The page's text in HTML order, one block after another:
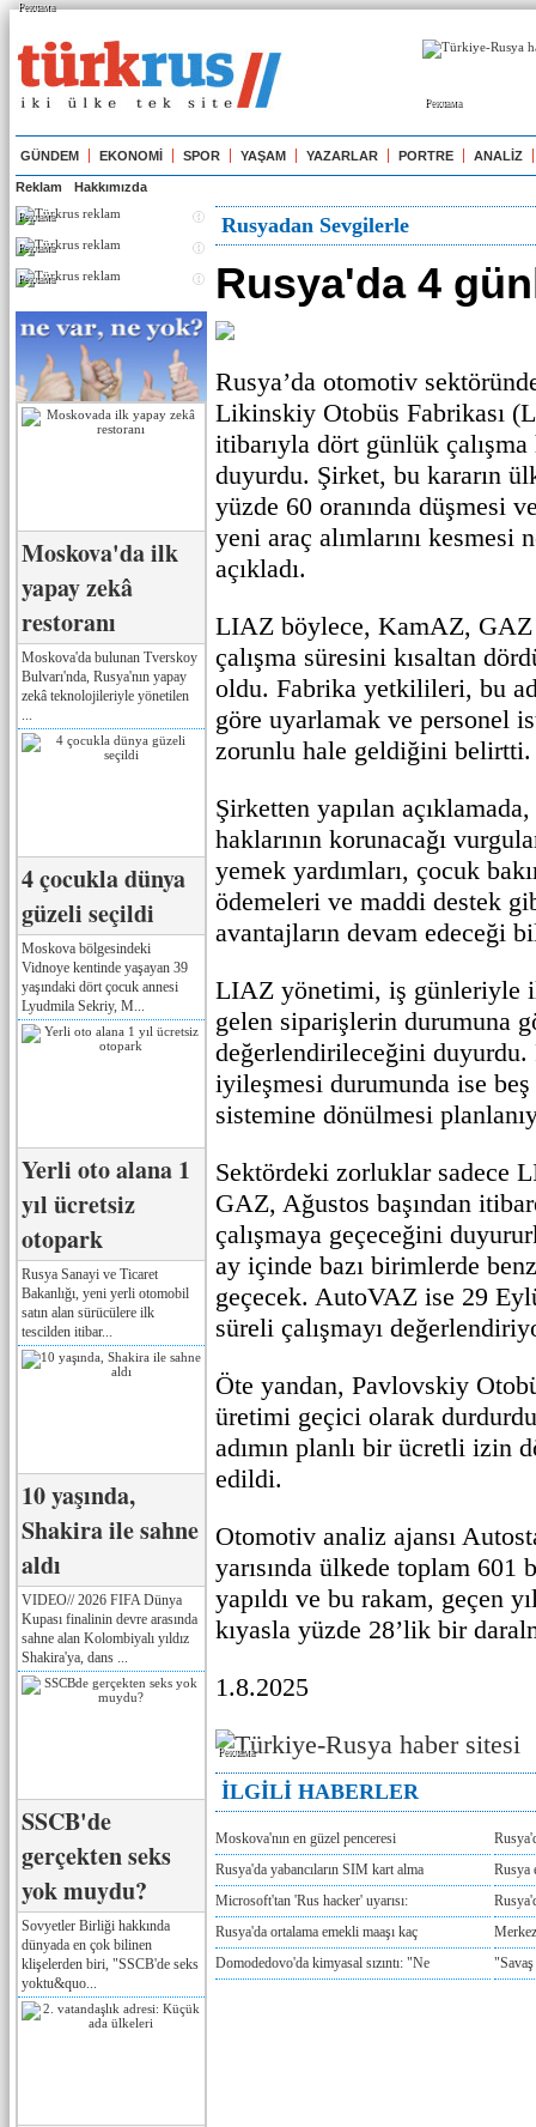
Реклама
Реклама
GÜNDEM EKONOMİ SPOR YAŞAM YAZARLAR PORTRE ANALİZ
Reklam Hakkımızda
Реклама
Реклама
Реклама
Moskova'da ilk
yapay zekâ
restoranı
Moskova'da bulunan Tverskoy
Bulvarı'nda, Rusya'nın yapay
zekâ teknolojileriyle yönetilen
4 çocukla dünya
güzeli seçildi
Moskova bölgesindeki
Vidnoye kentinde yaşayan 39
yaşındaki dört çocuk annesi
Lyudmila Sekriy, M...
Yerli oto alana 1
yıl ücretsiz
otopark
Rusya Sanayi ve Ticaret
Bakanlığı, yeni yerli otomobil
satın alan sürücülere ilk
tescilden itibar...
10 yaşında,
Shakira ile sahne
aldı
VIDEO// 2026 FIFA Dünya
Kupası finalinin devre arasında
sahne alan Kolombiyalı yıldız
Shakira'ya, dans ...
SSCB'de
gerçekten seks
yok muydu?
Sovyetler Birliği hakkında
dünyada en çok bilinen
klişelerden biri, "SSCB'de seks
yoktu&quo...
Rusyadan Sevgilerle
Rusya'da 4
Rusya’da otomotiv
Likinskiy Otobüs Fabrikası
itibarıyla dört günlük
duyurdu. Şirket, bu kararın
yüzde 60 oranında düşmesi
yeni araç alımlarını kesmesi
açıkladı.
LIAZ böylece, KamAZ, GAZ
çalışma süresini kısaltan
oldu. Fabrika yetkilileri, bu
göre uyarlamak ve personel
zorunlu hale geldiğini belirtti.
Şirketten yapılan
haklarının korunacağı
yemek yardımları, çocuk
ödemeleri ve maddi destek
avantajların devam edeceği
LIAZ yönetimi, iş günleriyle
gelen siparişlerin durumuna
değerlendirileceğini duyurdu.
iyileşmesi durumunda ise
sistemine dönülmesi
Sektördeki zorluklar sadece
GAZ, Ağustos başından
çalışmaya geçeceğini
ay içinde bazı birimlerde
geçecek. AutoVAZ ise 29
süreli çalışmayı
Öte yandan, Pavlovskiy
üretimi geçici olarak
adımın planlı bir ücretli izin
edildi.
Otomotiv analiz ajansı
yarısında ülkede toplam 601
yapıldı ve bu rakam, geçen
kıyasla yüzde 28’lik bir
1.8.2025
Реклама
İLGİLİ HABERLER
Moskova'nın en güzel penceresi
Rusya'da yabancıların SIM kart alma
Rusya
Microsoft'tan 'Rus hacker' uyarısı:
Rusya'da ortalama emekli maaşı kaç
Domodedovo'da kimyasal sızıntı: "Ne